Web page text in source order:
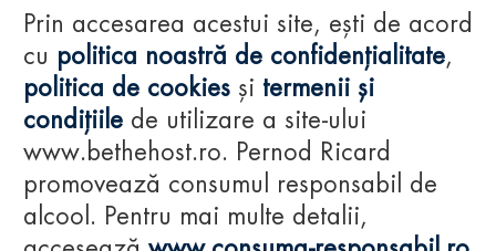
Prin accesarea acestui site, ești de acord
cu politica noastră de confidențialitate,
politica de cookies și termenii și
condițiile de utilizare a site-ului
www.bethehost.ro. Pernod Ricard
promovează consumul responsabil de
alcool. Pentru mai multe detalii,